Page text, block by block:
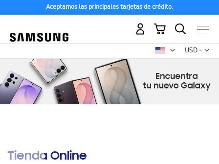
Aceptamos las principales tarjetas de crédito.
USD -
dólar
Mi carrito
Tienda Online